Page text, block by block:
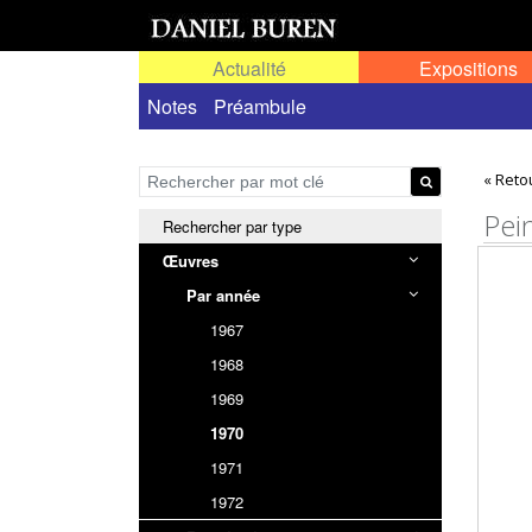
Actualité Expositions
Œuvres permanentes dans l'espace public ou
Notes
Préambule
Rechercher par type
Œuvres
Par année
1967
1968
1969
1970
1971
1972
«